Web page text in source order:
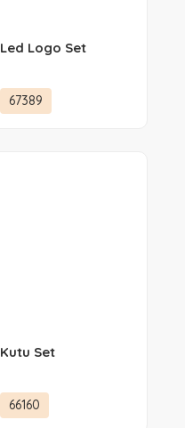
Led Logo Set
67389
Kutu Set
66160